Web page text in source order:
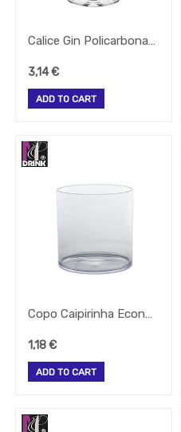
Calice Gin Policarbonato 60 Cl 180X107Mm
3,14€
ADD TO CART
Copo Caipirinha Economico Policarb. 37Cl 80X80Mm
1,18€
ADD TO CART